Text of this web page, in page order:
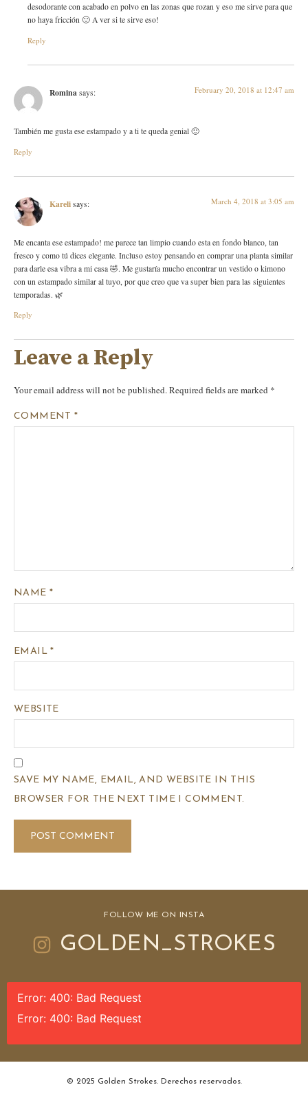
desodorante con acabado en polvo en las zonas que rozan y eso me sirve para que
no haya fricción 🙂 A ver si te sirve eso!
Reply
Romina says: February 20, 2018 at 12:47 am
También me gusta ese estampado y a ti te queda genial 🙂
Reply
Kareli says: March 4, 2018 at 3:05 am
Me encanta ese estampado! me parece tan limpio cuando esta en fondo blanco, tan
fresco y como tú dices elegante. Incluso estoy pensando en comprar una planta similar
para darle esa vibra a mi casa 🤣. Me gustaría mucho encontrar un vestido o kimono
con un estampado similar al tuyo, por que creo que va super bien para las siguientes
temporadas. 🌿
Reply
Leave a Reply
Your email address will not be published.Required fields are marked *
COMMENT*
NAME *
EMAIL*
WEBSITE
SAVE MY NAME, EMAIL, AND WEBSITE IN THIS
BROWSER FOR THE NEXT TIME I COMMENT.
FOLLOW ME ON INSTA
GOLDEN_STROKES
Error: 400: Bad Request
Error: 400: Bad Request
© 2025 Golden Strokes. Derechos reservados.